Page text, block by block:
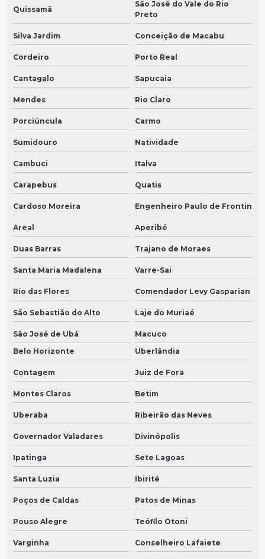
Quissamã
São José do Vale do Rio
Preto
Silva Jardim Conceição de Macabu
Cordeiro Porto Real
Cantagalo Sapucaia
Mendes Rio Claro
Porciúncula Carmo
Sumidouro Natividade
Cambuci Italva
Carapebus Quatis
Cardoso Moreira Engenheiro Paulo de Frontin
Areal Aperibé
Duas Barras Trajano de Moraes
Santa Maria Madalena Varre-Sai
Rio das Flores Comendador Levy Gasparian
São Sebastião do Alto Laje do Muriaé
São José de Ubá
Macuco
Belo Horizonte
Uberlândia
Contagem Juiz de Fora
Montes Claros Betim
Uberaba Ribeirão das Neves
Governador Valadares Divinópolis
Ipatinga Sete Lagoas
Santa Luzia Ibirité
Poços de Caldas Patos de Minas
Pouso Alegre Teófilo Otoni
Varginha Conselheiro Lafaiete